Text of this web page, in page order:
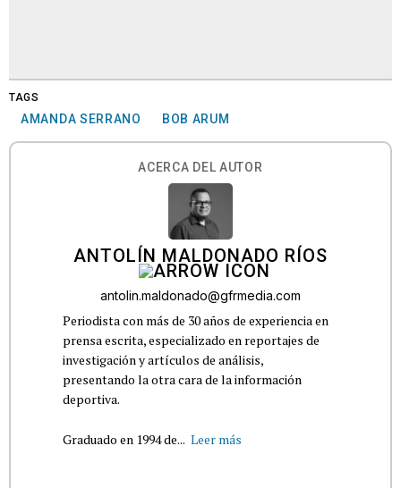
TAGS
AMANDA SERRANO BOB ARUM
ACERCA DEL AUTOR
ANTOLÍN MALDONADO RÍOS
antolin.maldonado@gfrmedia.com
Periodista con más de 30 años de experiencia en
prensa escrita, especializado en reportajes de
investigación y artículos de análisis,
presentando la otra cara de la información
deportiva.
Graduado en 1994 de... Leer más